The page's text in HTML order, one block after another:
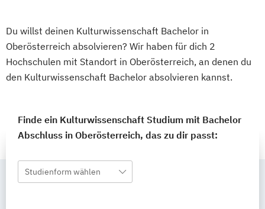
Du willst deinen Kulturwissenschaft Bachelor in
Oberösterreich absolvieren? Wir haben für dich 2
Hochschulen mit Standort in Oberösterreich, an denen du
den Kulturwissenschaft Bachelor absolvieren kannst.
Finde ein Kulturwissenschaft Studium mit Bachelor
Abschluss in Oberösterreich, das zu dir passt:
Studienform wählen